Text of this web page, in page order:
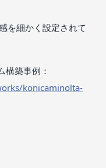
を細かく設定されて
構築事例：
konicaminolta-